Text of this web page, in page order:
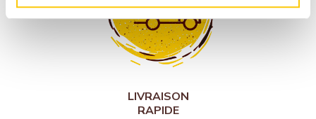
LIVRAISON
RAPIDE